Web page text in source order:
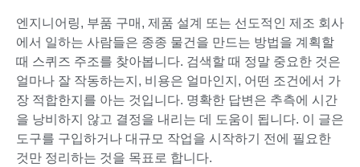
엔지니어링, 부품 구매, 제품 설계 또는 선도적인 제조 회사
에서 일하는 사람들은 종종 물건을 만드는 방법을 계획할
때 스퀴즈 주조를 찾아봅니다. 검색할 때 정말 중요한 것은
얼마나 잘 작동하는지, 비용은 얼마인지, 어떤 조건에서 가
장 적합한지를 아는 것입니다. 명확한 답변은 추측에 시간
을 낭비하지 않고 결정을 내리는 데 도움이 됩니다. 이 글은
도구를 구입하거나 대규모 작업을 시작하기 전에 필요한
것만 정리하는 것을 목표로 합니다.